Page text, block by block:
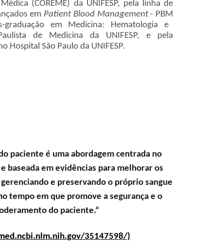
(COREME) da UNIFESP, pela linha de
em Patient Blood Management- PBM
graduação em Medicina: Hematologia e
de Medicina da UNIFESP, e pela
Hospital São Paulo da UNIFESP.
paciente é uma abordagem centrada no
baseada em evidências para melhorar os
e preservando o próprio sangue
tempo em que promove a segurança e o
do paciente.“
35147598/)